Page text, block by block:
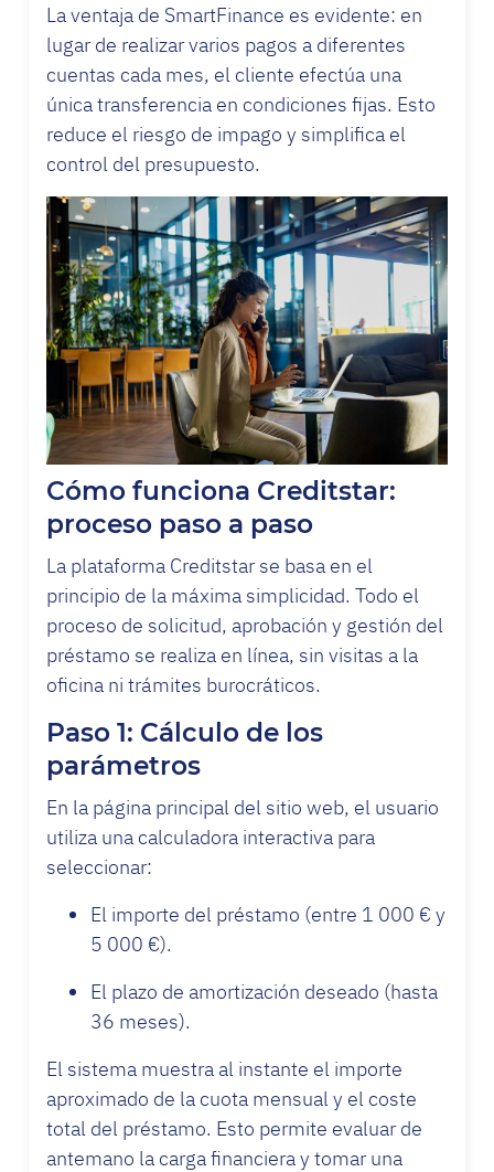
La ventaja de SmartFinance es evidente: en
lugar de realizar varios pagos a diferentes
cuentas cada mes, el cliente efectúa una
única transferencia en condiciones fijas. Esto
reduce el riesgo de impago y simplifica el
control del presupuesto.
Cómo funciona Creditstar:
proceso paso a paso
La plataforma Creditstar se basa en el
principio de la máxima simplicidad. Todo el
proceso de solicitud, aprobación y gestión del
préstamo se realiza en línea, sin visitas a la
oficina ni trámites burocráticos.
Paso 1: Cálculo de los
parámetros
En la página principal del sitio web, el usuario
utiliza una calculadora interactiva para
seleccionar:
El importe del préstamo (entre 1 000 € y
5 000 €).
El plazo de amortización deseado (hasta
36 meses).
El sistema muestra al instante el importe
aproximado de la cuota mensual y el coste
total del préstamo. Esto permite evaluar de
antemano la carga financiera y tomar una